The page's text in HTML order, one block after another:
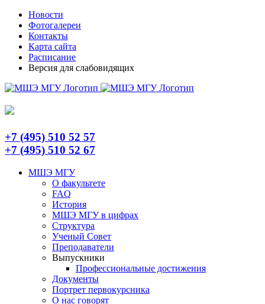
Skip
content
TelegramНовости
Фотогалереи
Контакты
Карта сайта
Расписание
Версия для слабовидящих
+7 (495) 510 52 57
+7 (495) 510 52 67
МШЭ МГУ
О факультете
FAQ
История
МШЭ МГУ в цифрах
Структура
Ученый Совет
Преподаватели
Выпускники
Профессиональные достижения
Документы
Портрет первокурсника
О нас говорят